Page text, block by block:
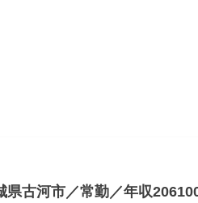
県古河市／常勤／年収